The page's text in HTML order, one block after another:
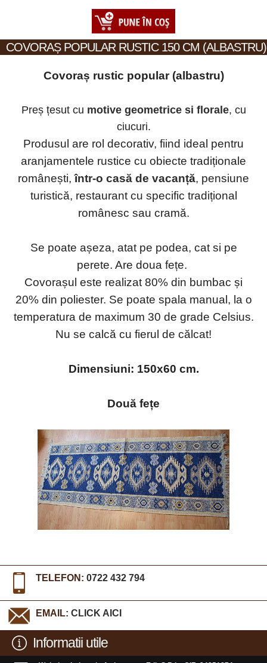
COVORAȘ POPULAR RUSTIC 150 CM (ALBASTRU)
Covoraș rustic popular (albastru)
Preș țesut cu motive geometrice si florale, cu
ciucuri.
Produsul are rol decorativ, fiind ideal pentru
aranjamentele rustice cu obiecte tradiționale
românești,într-o casă de vacanță, pensiune
turistică, restaurant cu specific tradițional
românesc sau cramă.
Se poate așeza, atat pe podea, cat si pe
perete. Are doua fețe.
Covorașul este realizat 80% din bumbac și
20% din poliester. Se poate spala manual, la o
temperatura de maximum 30 de grade Celsius.
Nu se calcă cu fierul de călcat!
Dimensiuni: 150x60 cm.
Două fețe
TELEFON: 0722 432 794
EMAIL: CLICK AICI
Informatii utile